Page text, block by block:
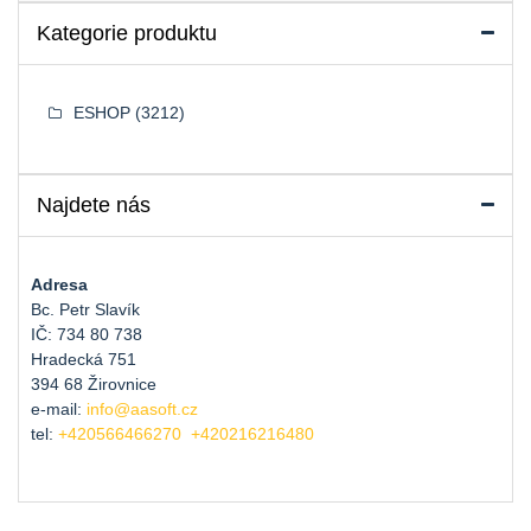
Kategorie produktu
ESHOP (3212)
Najdete nás
Adresa
Bc. Petr Slavík
IČ: 734 80 738
Hradecká 751
394 68 Žirovnice
e-mail: info@aasoft.cz
tel: +420566466270 +420216216480